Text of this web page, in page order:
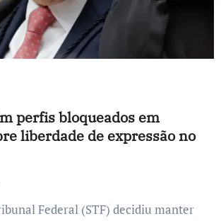
perfis bloqueados em
liberdade de expressão no